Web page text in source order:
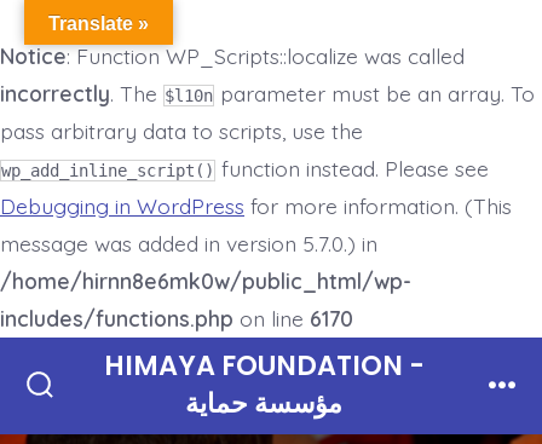
Notice: Function WP_Scripts::localize was called
incorrectly. The $l10n parameter must be an array. To
pass arbitrary data to scripts, use the
wp_add_inline_script() function instead. Please see
Debugging in WordPress for more information. (This
message was added in version 5.7.0.) in
/home/hirnn8e6mk0w/public_html/wp-
includes/functions.php on line 6170
contentToggle
HIMAYA FOUNDATION -
مؤسسة حماية
Translate »